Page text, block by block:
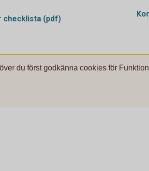
checklista (pdf)
du först godkänna cookies för